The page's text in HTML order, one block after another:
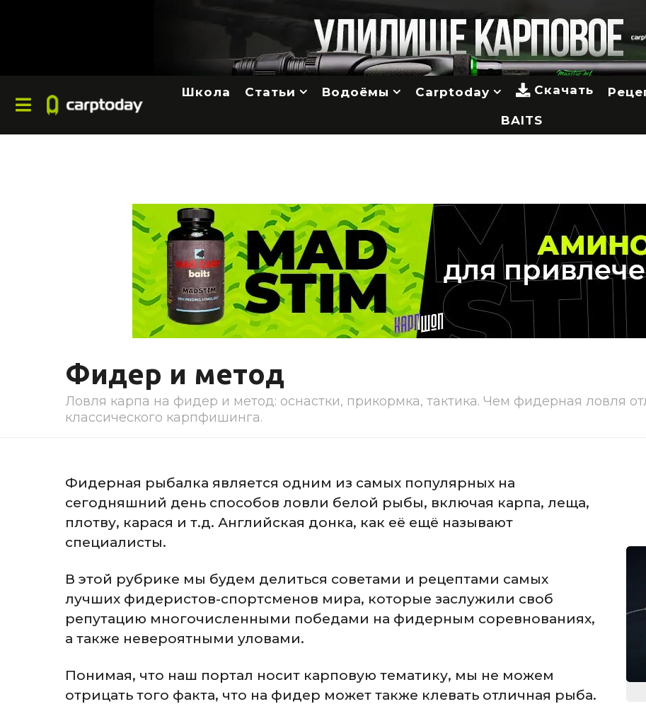
Школа Статьи Водоёмы Carptoday Скачать
BAITS
Фидер и метод
Ловля карпа на фидер и метод: оснастки, прикормка, тактика. Чем фидерная ловля
классического карпфишинга.
Фидерная рыбалка является одним из самых популярных на
сегодняшний день способов ловли белой рыбы, включая карпа, леща,
плотву, карася и т.д. Английская донка, как её ещё называют
специалисты.
В этой рубрике мы будем делиться советами и рецептами самых
лучших фидеристов-спортсменов мира, которые заслужили своб
репутацию многочисленными победами на фидерным соревнованиях,
а также невероятными уловами.
Понимая, что наш портал носит карповую тематику, мы не можем
отрицать того факта, что на фидер может также клевать отличная рыба.